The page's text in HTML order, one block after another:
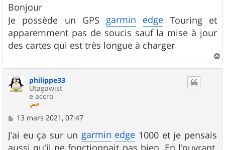
s
s
a
g
e
Bonjour
Je possède un GPSgarmin edge Touring et
apparemment pas de soucis sauf la mise à jour
des cartes qui est très longue à charger
a
philippe33
Utagawist
e accro
M
s
s
13 mars 2021, 07:47
J'ai eu ça sur un garmin edge 1000 et je pensais